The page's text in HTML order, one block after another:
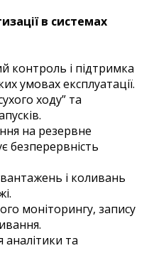
в системах
контроль і підтримка
умовах експлуатації.
ходу” та
на резервне
безперервність
і коливань
моніторингу, запису
аналітики та